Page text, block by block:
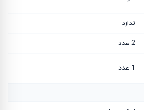
ندارد
2 عدد
1 عدد